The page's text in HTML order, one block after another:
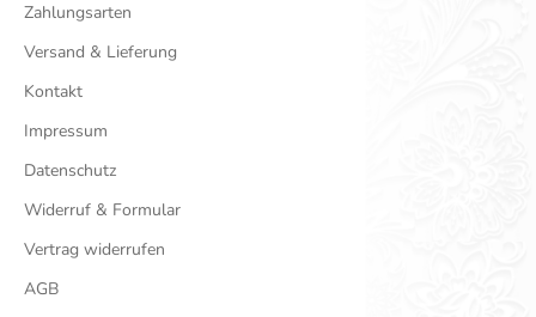
Zahlungsarten
Versand & Lieferung
Kontakt
Impressum
Datenschutz
Widerruf & Formular
Vertrag widerrufen
AGB